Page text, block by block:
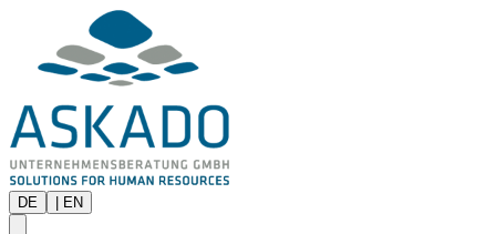
DE EN